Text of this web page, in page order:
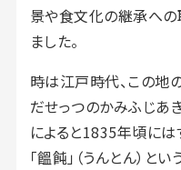
景や食文化の継承への
ました。
時は江戸時代、この地
だせっつのかみふじあ
によると1835年頃には
「饂飩」（うんとん）と